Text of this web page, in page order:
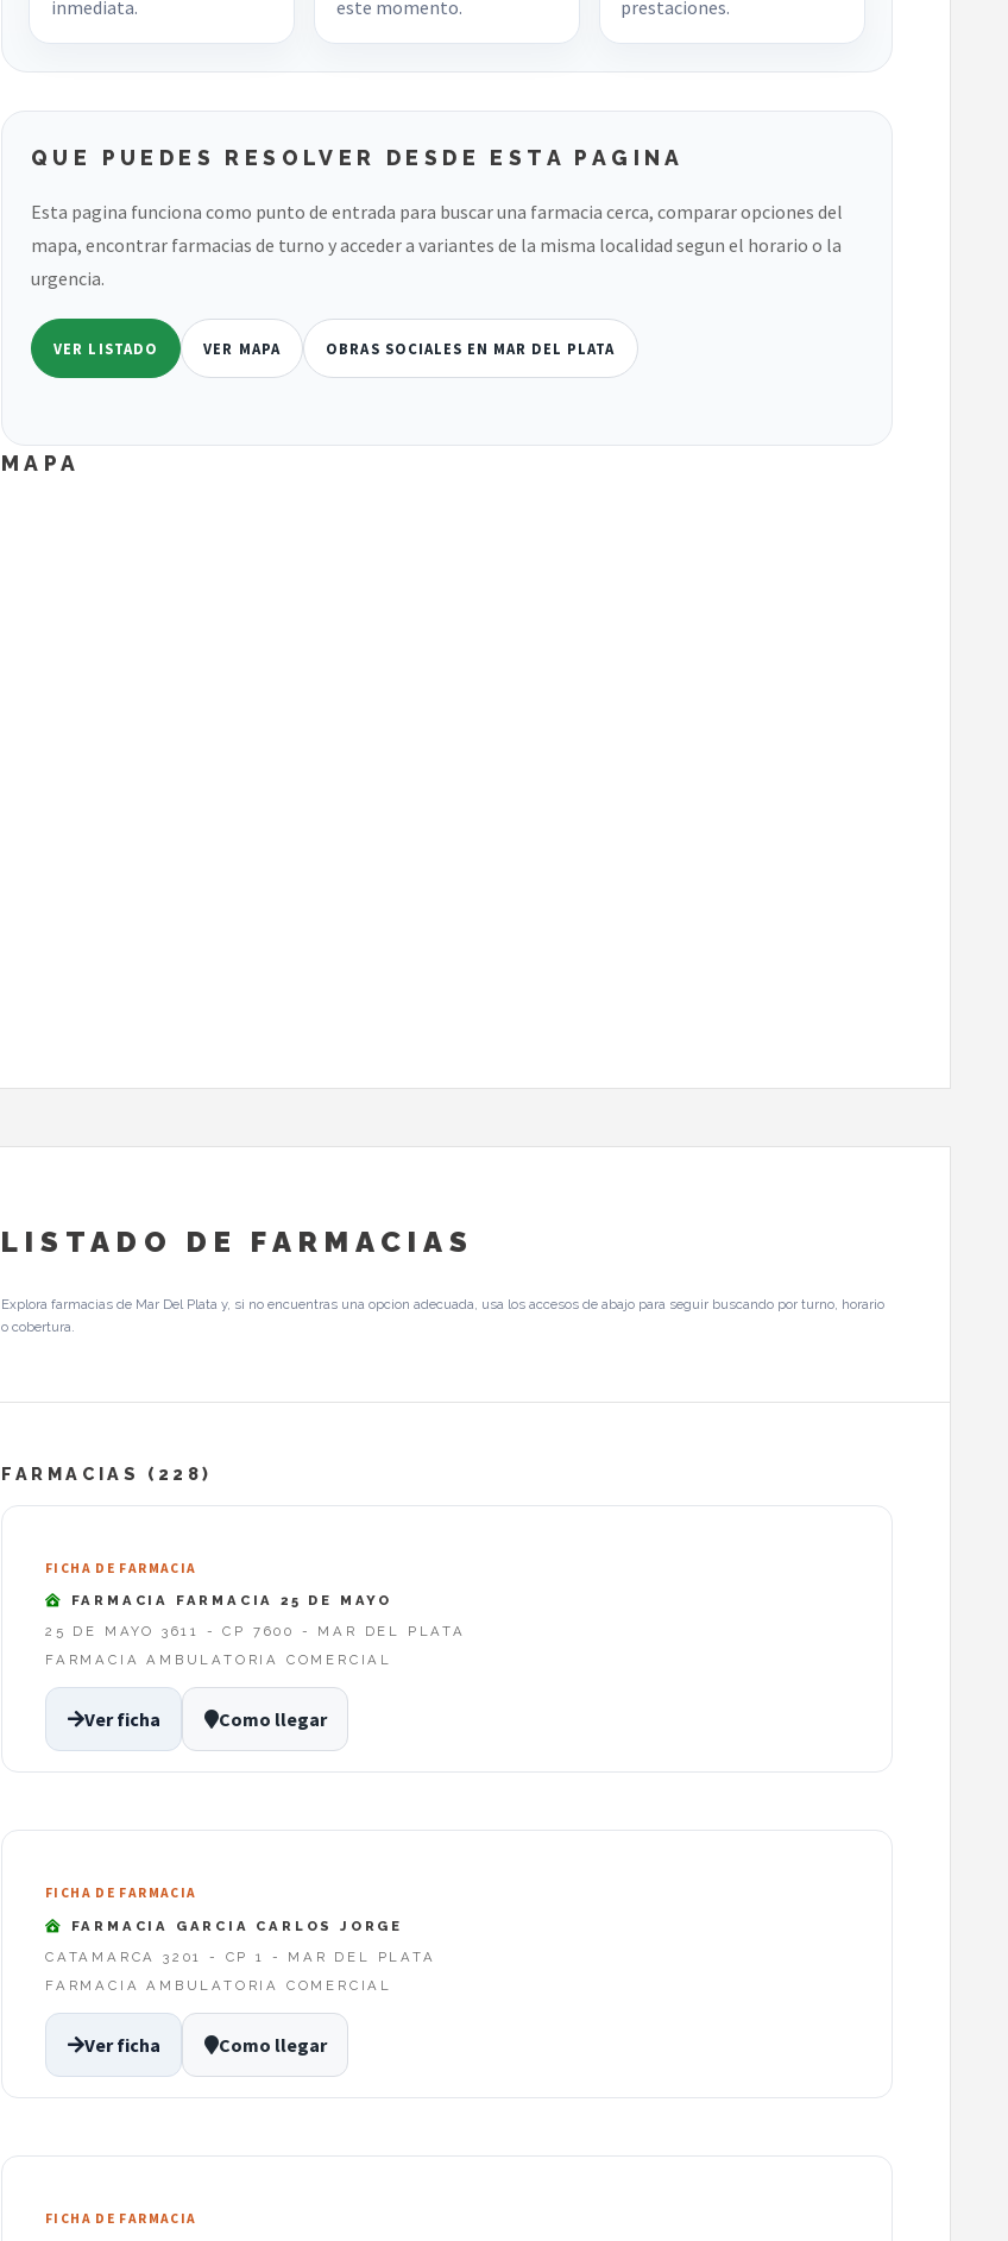
inmediata.
este momento.
prestaciones.
QUE PUEDES RESOLVER DESDE ESTA PAGINA
Esta pagina funciona como punto de entrada para buscar una farmacia cerca, comparar opciones del
mapa, encontrar farmacias de turno y acceder a variantes de la misma localidad segun el horario o la
urgencia.
VER LISTADO VER MAPA OBRAS SOCIALES EN MAR DEL PLATA
MAPA
LISTADO DE FARMACIAS
Explora farmacias de Mar Del Plata y, si no encuentras una opcion adecuada, usa los accesos de abajo para seguir buscando por turno, horario
o cobertura.
FARMACIAS (228)
FICHA DE FARMACIA
FARMACIA FARMACIA 25 DE MAYO
25 DE MAYO 3611 - CP 7600 - MAR DEL PLATA
FARMACIA AMBULATORIA COMERCIAL
Ver ficha Como llegar
FICHA DE FARMACIA
FARMACIA GARCIA CARLOS JORGE
CATAMARCA 3201 - CP 1 - MAR DEL PLATA
FARMACIA AMBULATORIA COMERCIAL
Ver ficha Como llegar
FICHA DE FARMACIA